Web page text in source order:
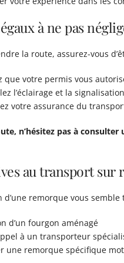
à ne pas
la route, assurez-vous
que votre permis vous
l’éclairage et la
votre assurance du
n’hésitez pas à
au transport sur
d’une remorque vous
d’un fourgon aménagé
à un transporteur
une remorque spécifique